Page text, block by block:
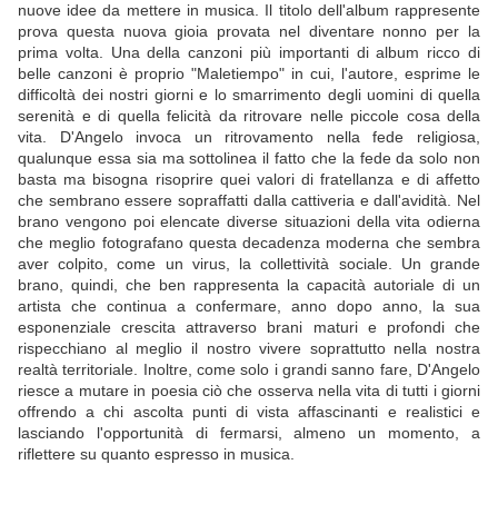
nuove idee da mettere in musica. Il titolo dell'album rappresente
prova questa nuova gioia provata nel diventare nonno per la
prima volta. Una della canzoni più importanti di album ricco di
belle canzoni è proprio "Maletiempo" in cui, l'autore, esprime le
difficoltà dei nostri giorni e lo smarrimento degli uomini di quella
serenità e di quella felicità da ritrovare nelle piccole cosa della
vita. D'Angelo invoca un ritrovamento nella fede religiosa,
qualunque essa sia ma sottolinea il fatto che la fede da solo non
basta ma bisogna risoprire quei valori di fratellanza e di affetto
che sembrano essere sopraffatti dalla cattiveria e dall'avidità. Nel
brano vengono poi elencate diverse situazioni della vita odierna
che meglio fotografano questa decadenza moderna che sembra
aver colpito, come un virus, la collettività sociale. Un grande
brano, quindi, che ben rappresenta la capacità autoriale di un
artista che continua a confermare, anno dopo anno, la sua
esponenziale crescita attraverso brani maturi e profondi che
rispecchiano al meglio il nostro vivere soprattutto nella nostra
realtà territoriale. Inoltre, come solo i grandi sanno fare, D'Angelo
riesce a mutare in poesia ciò che osserva nella vita di tutti i giorni
offrendo a chi ascolta punti di vista affascinanti e realistici e
lasciando l'opportunità di fermarsi, almeno un momento, a
riflettere su quanto espresso in musica.